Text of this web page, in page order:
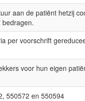
aan de patiënt hetzij
per voorschrift
voor hun eigen
550572 en 550594